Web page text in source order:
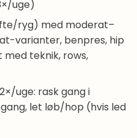
uge)
ryg) med moderat–
varianter, benpres, hip
teknik, rows,
uge: rask gang i
let løb/hop (hvis led